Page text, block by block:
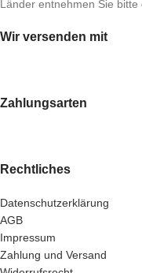
Länder entnehmen Sie bitte
Wir versenden mit
Zahlungsarten
Rechtliches
Datenschutzerklärung
AGB
Impressum
Zahlung und Versand